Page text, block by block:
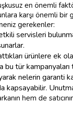
en önemli
karşı önemli bir
gerekenler:
servisleri
ürünlere ek
bu tür
nelerin garanti
kapsayabilir.
hem de